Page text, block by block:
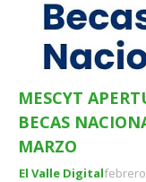
MESCYT
BECAS
MARZO
El Valle Digitalfebrero